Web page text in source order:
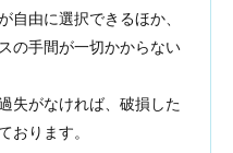
自由に選択できるほか、
の手間が一切かからない
失がなければ、破損した
おります。